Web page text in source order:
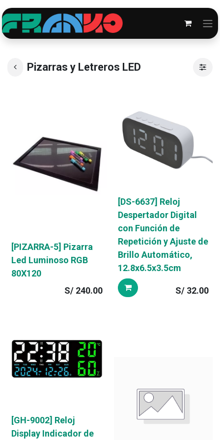
Pizarras y Letreros LED
[PIZARRA-5] Pizarra
Led Luminoso RGB
80X120
S/ 240.00
[DS-6637] Reloj
Despertador Digital
con Función de
Repetición y Ajuste de
Brillo Automático,
12.8x6.5x3.5cm
S/ 32.00
[GH-9002] Reloj
Display Indicador de